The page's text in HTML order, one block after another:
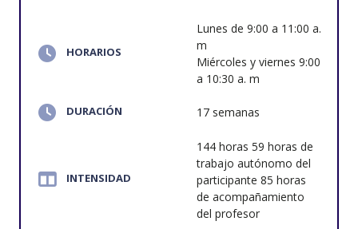
HORARIOS
Lunes de 9:00 a 11:00 a.
m
Miércoles y viernes 9:00
a 10:30 a. m
DURACIÓN 17 semanas
INTENSIDAD
144 horas 59 horas de
trabajo autónomo del
participante 85 horas
de acompañamiento
del profesor